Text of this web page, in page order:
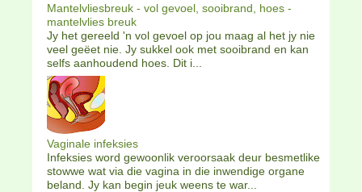
Mantelvliesbreuk - vol gevoel, sooibrand, hoes -
mantelvlies breuk
Jy het gereeld 'n vol gevoel op jou maag al het jy nie
veel geëet nie. Jy sukkel ook met sooibrand en kan
selfs aanhoudend hoes. Dit i...
Vaginale infeksies
Infeksies word gewoonlik veroorsaak deur besmetlike
stowwe wat via die vagina in die inwendige organe
beland. Jy kan begin jeuk weens te war...